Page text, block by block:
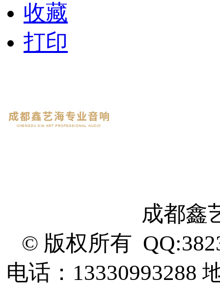
收藏
打印
成都鑫
© 版权所有
电话：13330993288